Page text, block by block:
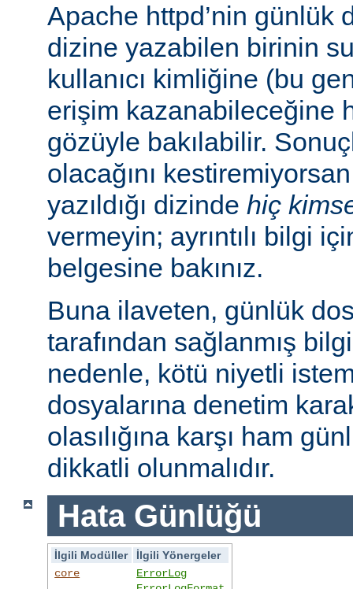
Apache httpd’nin günlük
dizine yazabilen birinin
kullanıcı kimliğine (bu
erişim kazanabileceğine
gözüyle bakılabilir.
olacağını
yazıldığı dizinde hiç
vermeyin; ayrıntılı bilgi
belgesine bakınız.
Buna ilaveten, günlük
tarafından sağlanmış
nedenle, kötü niyetli
dosyalarına denetim
olasılığına karşı ham
dikkatli olunmalıdır.
Hata Günlüğü
İlgili Modüller
İlgili Yönergeler
core
ErrorLog